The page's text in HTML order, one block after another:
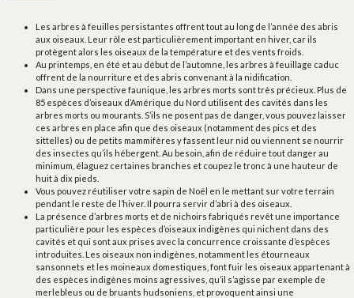
Les arbres à feuilles persistantes offrent tout au long de l’année des abris
aux oiseaux. Leur rôle est particulièrement important en hiver, car ils
protègent alors les oiseaux de la température et des vents froids.
Au printemps, en été et au début de l’automne, les arbres à feuillage caduc
offrent de la nourriture et des abris convenant à la nidification.
Dans une perspective faunique, les arbres morts sont très précieux. Plus de
85 espèces d’oiseaux d’Amérique du Nord utilisent des cavités dans les
arbres morts ou mourants. S’ils ne posent pas de danger, vous pouvez laisser
ces arbres en place afin que des oiseaux (notamment des pics et des
sittelles) ou de petits mammifères y fassent leur nid ou viennent se nourrir
des insectes qu’ils hébergent. Au besoin, afin de réduire tout danger au
minimum, élaguez certaines branches et coupez le tronc à une hauteur de
huit à dix pieds.
Vous pouvez réutiliser votre sapin de Noël en le mettant sur votre terrain
pendant le reste de l’hiver. Il pourra servir d’abri à des oiseaux.
La présence d’arbres morts et de nichoirs fabriqués revêt une importance
particulière pour les espèces d’oiseaux indigènes qui nichent dans des
cavités et qui sont aux prises avec la concurrence croissante d’espèces
introduites. Les oiseaux non indigènes, notamment les étourneaux
sansonnets et les moineaux domestiques, font fuir les oiseaux appartenant à
des espèces indigènes moins agressives, qu’il s’agisse par exemple de
merlebleus ou de bruants hudsoniens, et provoquent ainsi une